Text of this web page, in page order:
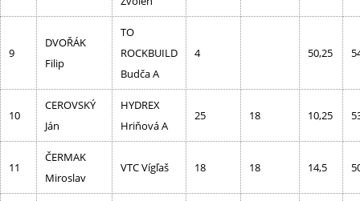
9
DVOŘÁK
Filip
TO
ROCKBUILD
Budča A
4 50,25
10
CEROVSKÝ
Ján
HYDREX
Hriňová A
25 18 10,25
11
ČERMAK
Miroslav
VTC Vígľaš 18 18 14,5